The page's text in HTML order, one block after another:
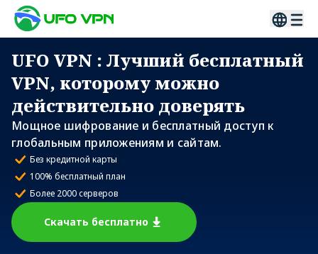
UFO VPN : Лучший бесплатный
VPN, которому можно
действительно доверять
Мощное шифрование и бесплатный доступ к
глобальным приложениям и сайтам.
Без кредитной карты
100% бесплатный план
Более 2000 серверов
Скачать бесплатно